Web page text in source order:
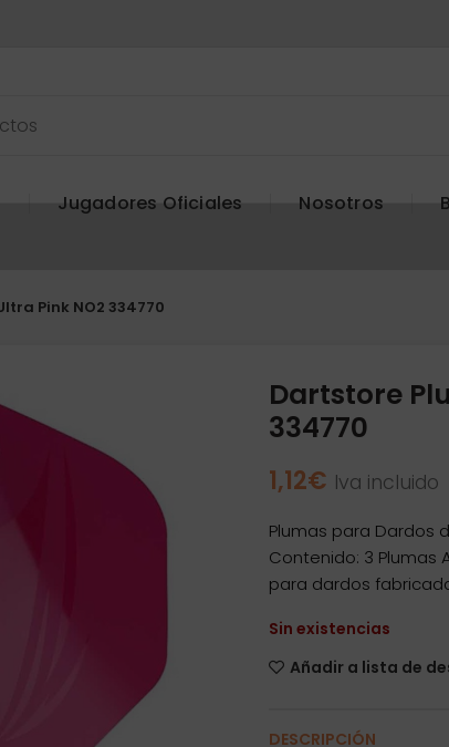
Jugadores Oficiales Nosotros
Pink NO2 334770
Dartstore
334770
1,12€ Iva incluido
Plumas para Dardos
Contenido: 3 Plumas
para dardos
Sin existencias
Añadir a lista de
DESCRIPCIÓN